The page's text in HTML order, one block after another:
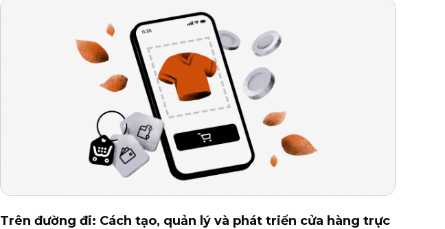
Trên đường đi: Cách tạo, quản lý và phát triển cửa hàng trực